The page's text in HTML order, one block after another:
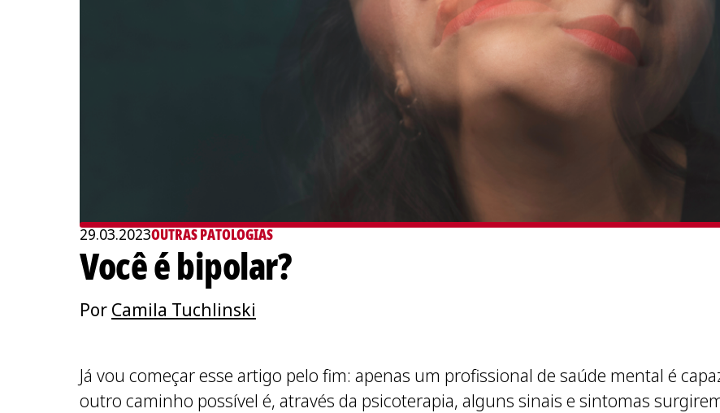
29.03.2023OUTRAS PATOLOGIAS
Você é bipolar?
Por Camila Tuchlinski
Já vou começar esse artigo pelo fim: apenas um profissional de saúde mental é
outro caminho possível é, através da psicoterapia, alguns sinais e sintomas